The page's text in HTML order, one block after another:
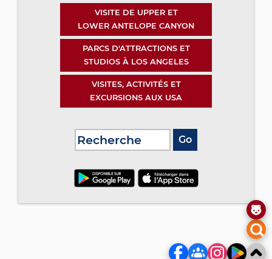
VISITE DE UPPER ET
LOWER ANTELOPE CANYON
PARCS D'ATTRACTIONS ET
STUDIOS À LOS ANGELES
VISITES, ACTIVITÉS ET
EXCURSIONS AUX USA